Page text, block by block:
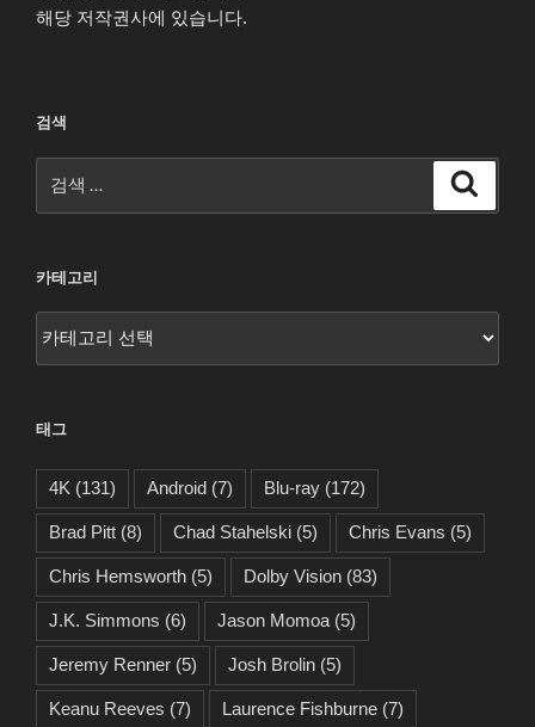
해당 저작권사에 있습니다.
검색
색:
카테고리
태그
4K (131) Android (7) Blu-ray (172)
Brad Pitt (8) Chad Stahelski (5) Chris Evans (5)
Chris Hemsworth (5) Dolby Vision (83)
J.K. Simmons (6) Jason Momoa (5)
Jeremy Renner (5) Josh Brolin (5)
Keanu Reeves (7) Laurence Fishburne (7)